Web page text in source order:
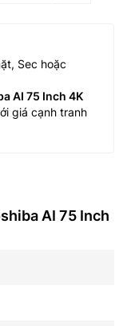
Sec hoặc
AI 75 Inch 4K
giá cạnh tranh
AI 75 Inch